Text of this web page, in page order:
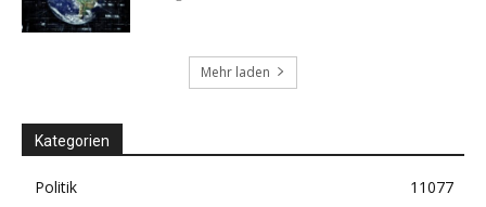
Mehr laden
Kategorien
Politik
11077